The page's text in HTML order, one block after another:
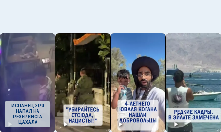
ИСПАНЕЦ ЗРЯ
НАПАЛ НА
РЕЗЕРВИСТА
ЦАХАЛА